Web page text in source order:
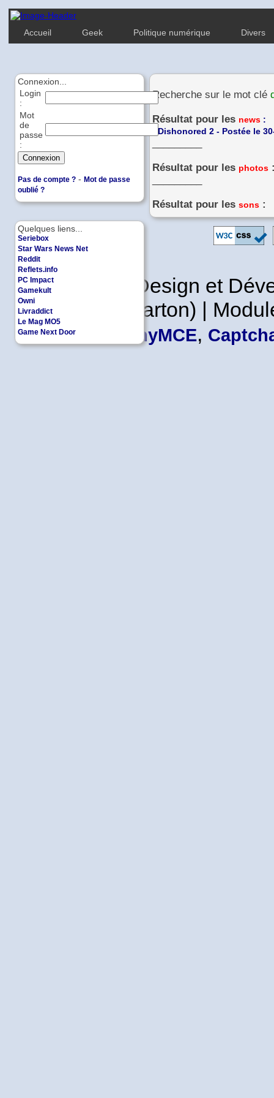
Accueil Geek Politique numérique Divers
Quelques liens...
Seriebox
Star Wars News Net
Reddit
Reflets.info
PC Impact
Gamekult
Owni
Livraddict
Le Mag MO5
Game Next Door
Connexion...
Login
:
Mot
de
passe
:
Pas de compte ? - Mot de passe
oublié ?
Recherche sur le mot clé
Résultat pour les news :
Dishonored 2 - Postée le
Résultat pour les photos
Résultat pour les sons :
Copyleft | Design et
Leader en Carton) |
TinyMCE,